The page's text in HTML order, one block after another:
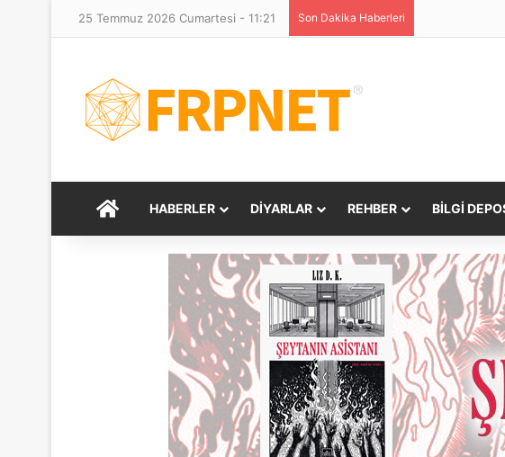
25 Temmuz 2026 Cumartesi - 11:21 Son Dakika Haberleri
ANASAYFA
HABERLER DIYARLAR REHBER BILGI